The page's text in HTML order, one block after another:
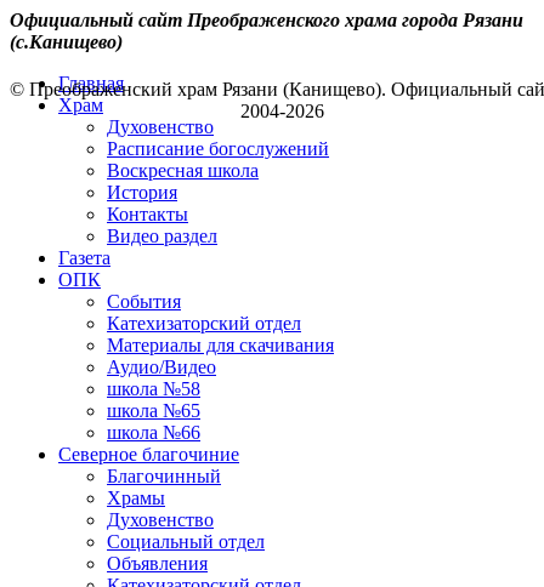
Официальный сайт Преображенского храма города Рязани
(с.Канищево)
Главная
Храм
Духовенство
Расписание богослужений
Воскресная школа
История
Контакты
Видео раздел
Газета
ОПК
События
Катехизаторский отдел
Материалы для скачивания
Аудио/Видео
школа №58
школа №65
школа №66
Северное благочиние
Благочинный
Храмы
Духовенство
Социальный отдел
Объявления
© Преображенский храм Рязани (Канищево). Официальный
2004-2026